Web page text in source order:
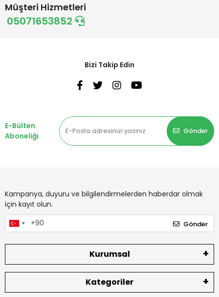
Müşteri Hizmetleri
05071653852
Bizi Takip Edin
E-Bülten
Aboneliği
Gönder
Kampanya, duyuru ve bilgilendirmelerden haberdar olmak
için kayıt olun.
Gönder
Kurumsal
Kategoriler